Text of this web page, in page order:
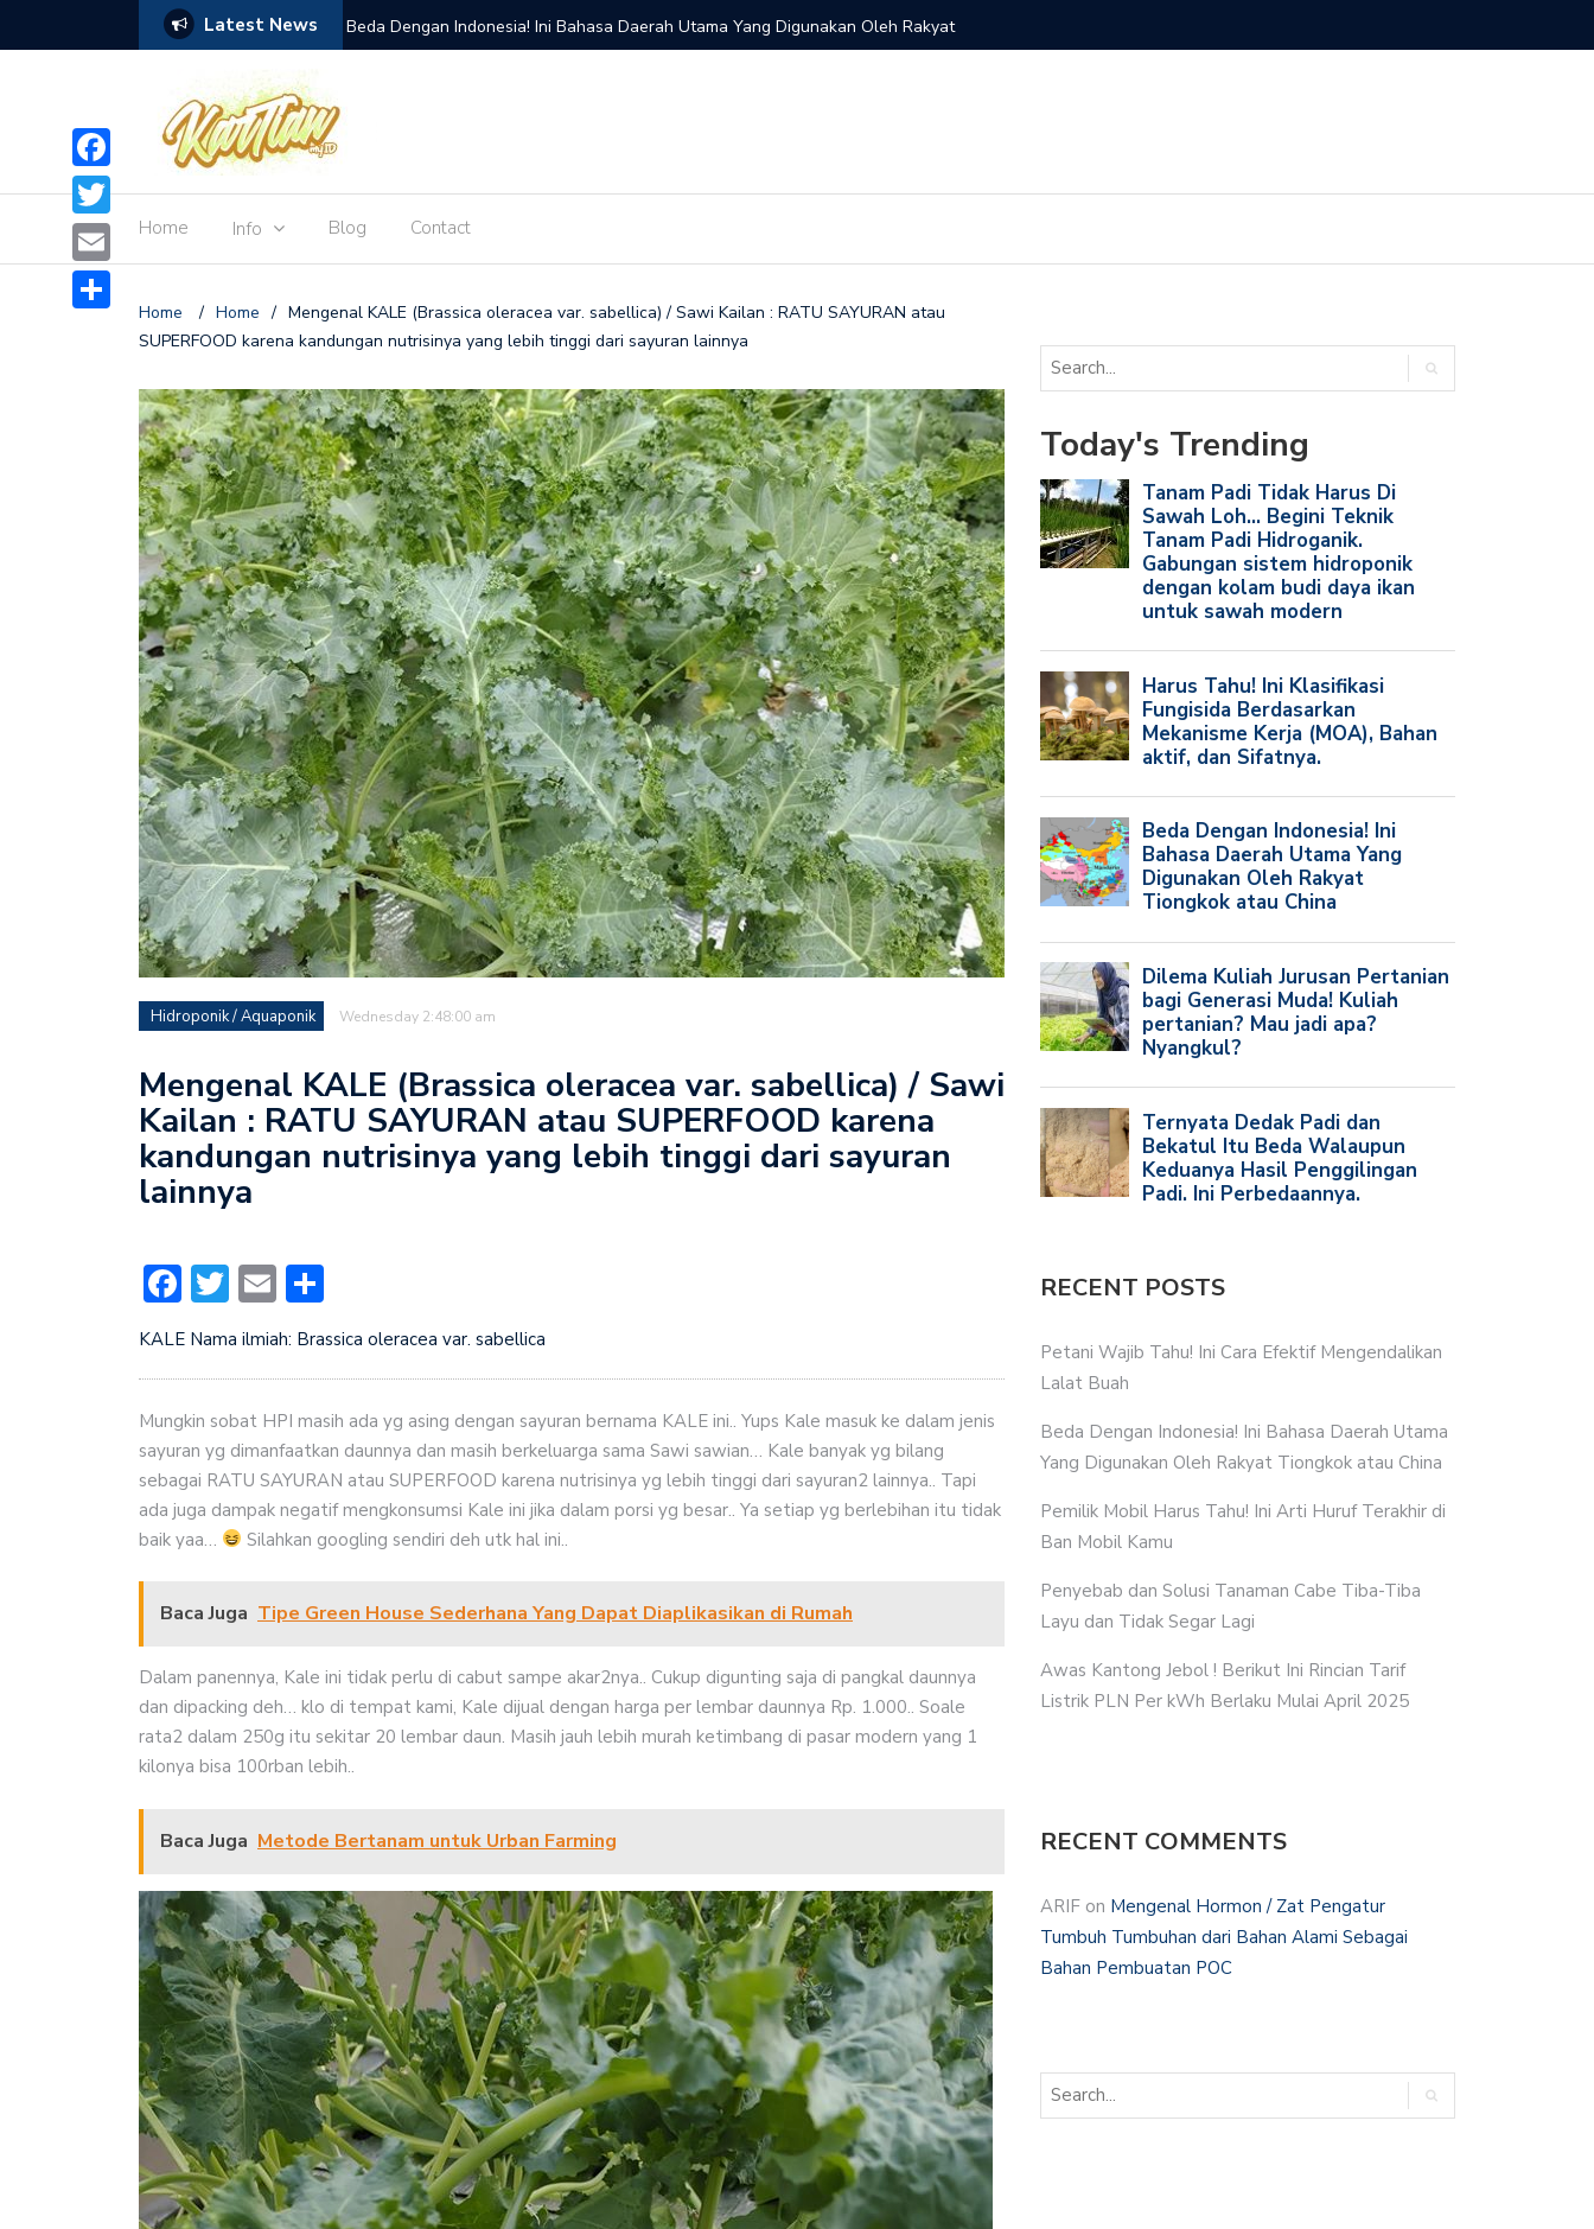
Latest News
Beda Dengan Indonesia! Ini Bahasa Daerah Utama Yang Digunakan Oleh Rakyat
Tiongkok atau China
Home Info Blog Contact
Home / Home / Mengenal KALE (Brassica oleracea var. sabellica) / Sawi Kailan : RATU SAYURAN atau
SUPERFOOD karena kandungan nutrisinya yang lebih tinggi dari sayuran lainnya
Hidroponik / Aquaponik Wednesday 2:48:00 am
Mengenal KALE (Brassica oleracea var. sabellica) / Sawi
Kailan : RATU SAYURAN atau SUPERFOOD karena
kandungan nutrisinya yang lebih tinggi dari sayuran
lainnya
Facebook
Twitter
Email
KALE Nama ilmiah: Brassica oleracea var. sabellica
Mungkin sobat HPI masih ada yg asing dengan sayuran bernama KALE ini.. Yups Kale masuk ke dalam jenis
sayuran yg dimanfaatkan daunnya dan masih berkeluarga sama Sawi sawian… Kale banyak yg bilang
sebagai RATU SAYURAN atau SUPERFOOD karena nutrisinya yg lebih tinggi dari sayuran2 lainnya.. Tapi
ada juga dampak negatif mengkonsumsi Kale ini jika dalam porsi yg besar.. Ya setiap yg berlebihan itu tidak
baik yaa…
Silahkan googling sendiri deh utk hal ini..
Baca Juga Tipe Green House Sederhana Yang Dapat Diaplikasikan di Rumah
Dalam panennya, Kale ini tidak perlu di cabut sampe akar2nya.. Cukup digunting saja di pangkal daunnya
dan dipacking deh… klo di tempat kami, Kale dijual dengan harga per lembar daunnya Rp. 1.000.. Soale
rata2 dalam 250g itu sekitar 20 lembar daun. Masih jauh lebih murah ketimbang di pasar modern yang 1
kilonya bisa 100rban lebih..
Baca Juga Metode Bertanam untuk Urban Farming
Facebook
Twitter
Email
Today's Trending
RECENT POSTS
Petani Wajib Tahu! Ini Cara Efektif Mengendalikan
Lalat Buah
Beda Dengan Indonesia! Ini Bahasa Daerah Utama
Yang Digunakan Oleh Rakyat Tiongkok atau China
Pemilik Mobil Harus Tahu! Ini Arti Huruf Terakhir di
Ban Mobil Kamu
Penyebab dan Solusi Tanaman Cabe Tiba-Tiba
Layu dan Tidak Segar Lagi
Awas Kantong Jebol ! Berikut Ini Rincian Tarif
Listrik PLN Per kWh Berlaku Mulai April 2025
RECENT COMMENTS
ARIF on Mengenal Hormon / Zat Pengatur
Tumbuh Tumbuhan dari Bahan Alami Sebagai
Bahan Pembuatan POC